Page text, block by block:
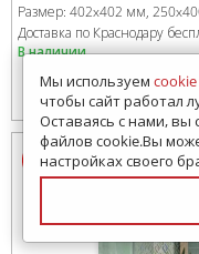
Размер: 402x402 мм
Доставка по Краснодару
В наличии
Цена от:1094руб.
Мы используем cookie
чтобы сайт работал
Оставаясь с нами, вы
файлов cookie.Вы
настройках своего